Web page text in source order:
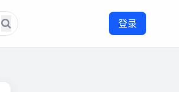
登录